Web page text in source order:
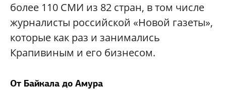
более 110 СМИ из 82 стран, в том числе
журналисты российской «Новой газеты»,
которые как раз и занимались
Крапивиным и его бизнесом.
От Байкала до Амура